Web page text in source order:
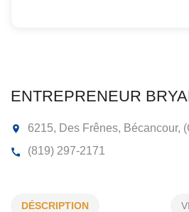
ENTREPRENEUR
DÉSCRIPTION